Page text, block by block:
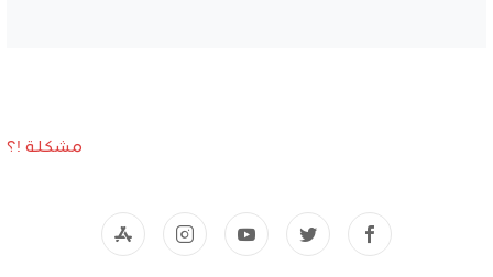
مشكلة !؟